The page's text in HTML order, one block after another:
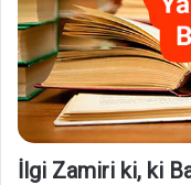
İlgi Zamiri ki, ki